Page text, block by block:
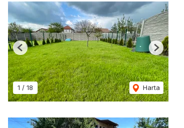
1 / 18 Harta
Previous Next